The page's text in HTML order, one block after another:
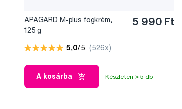
APAGARD M-plus fogkrém,
125 g
5 990 Ft
5,0/5 (526x)
A kosárba Készleten > 5 db